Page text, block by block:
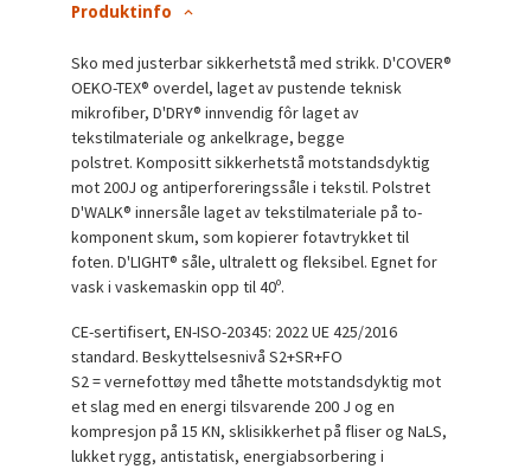
Produktinfo
Sko med justerbar sikkerhetstå med strikk.D'COVER®
OEKO-TEX® overdel, laget av pustende teknisk
mikrofiber, D'DRY® innvendig fôr laget av
tekstilmateriale og ankelkrage, begge
polstret.Kompositt sikkerhetstå motstandsdyktig
mot 200J og antiperforeringssåle i tekstil.Polstret
D'WALK® innersåle laget av tekstilmateriale på to-
komponent skum, som kopierer fotavtrykket til
foten.D'LIGHT® såle, ultralett og fleksibel.Egnet for
vask i vaskemaskin opp til 40º.
CE-sertifisert, EN-ISO-20345: 2022 UE 425/2016
standard.Beskyttelsesnivå S2+SR+FO
S2 = vernefottøy med tåhette motstandsdyktig mot
et slag med en energi tilsvarende 200 J og en
kompresjon på 15 KN, sklisikkerhet på fliser og NaLS,
lukket rygg, antistatisk, energiabsorbering i